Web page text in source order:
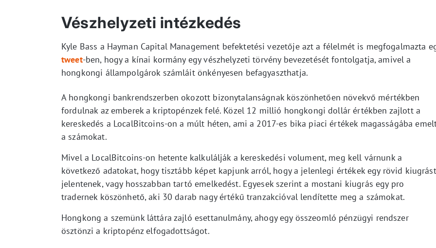
Vészhelyzeti intézkedés
Kyle Bass a Hayman Capital Management befektetési vezetője azt a félelmét is megfogalmazta
tweet-ben, hogy a kínai kormány egy vészhelyzeti törvény bevezetését fontolgatja, amivel a
hongkongi állampolgárok számláit önkényesen befagyaszthatja.
A hongkongi bankrendszerben okozott bizonytalanságnak köszönhetően növekvő mértékben
fordulnak az emberek a kriptopénzek felé. Közel 12 millió hongkongi dollár értékben zajlott a
kereskedés a LocalBitcoins-on a múlt héten, ami a 2017-es bika piaci értékek magasságába
a számokat.
Mivel a LocalBitcoins-on hetente kalkulálják a kereskedési volument, meg kell várnunk a
következő adatokat, hogy tisztább képet kapjunk arról, hogy a jelenlegi értékek egy rövid kiugrást
jelentenek, vagy hosszabban tartó emelkedést. Egyesek szerint a mostani kiugrás egy pro
tradernek köszönhető, aki 30 darab nagy értékű tranzakcióval lendítette meg a számokat.
Hongkong a szemünk láttára zajló esettanulmány, ahogy egy összeomló pénzügyi rendszer
ösztönzi a kriptopénz elfogadottságot.